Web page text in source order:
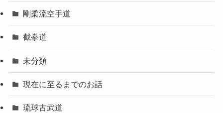
剛柔流空手道
截拳道
未分類
現在に至るまでのお話
琉球古武道